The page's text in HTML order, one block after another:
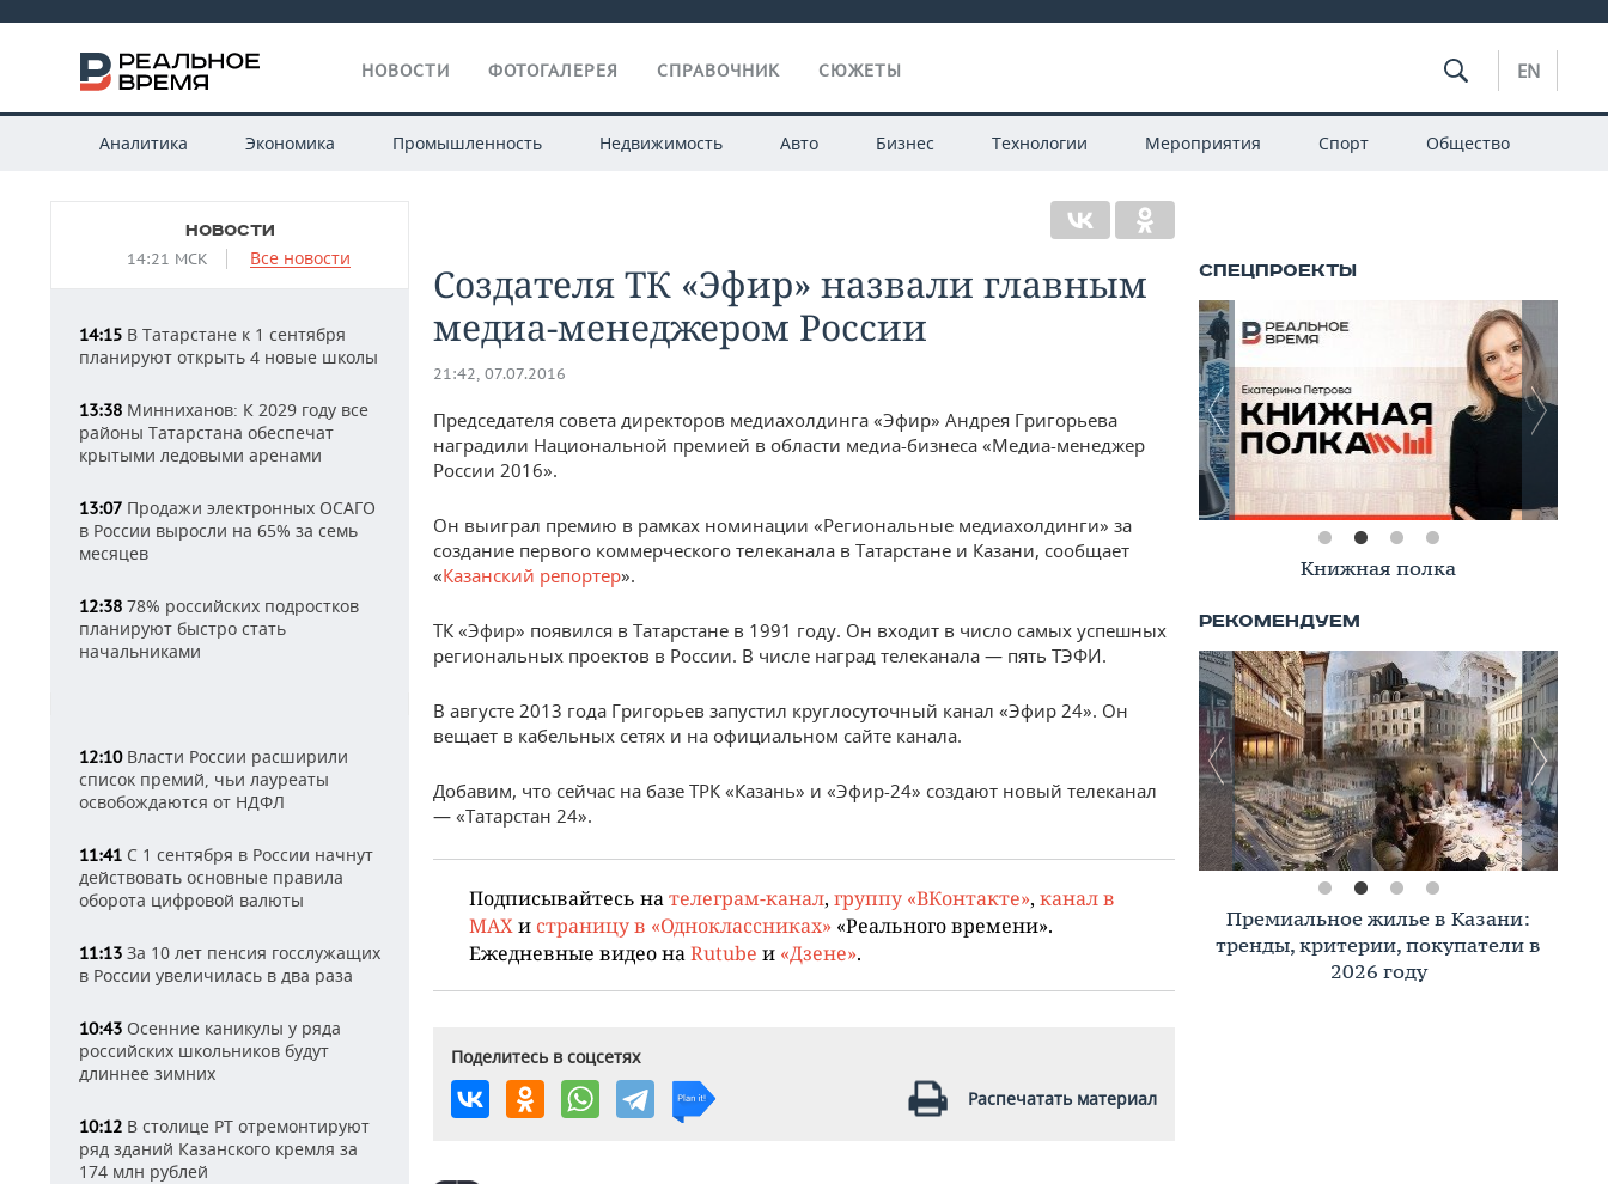
НОВОСТИ ФОТОГАЛЕРЕЯ СПРАВОЧНИК СЮЖЕТЫ EN
Аналитика Экономика Промышленность Недвижимость Авто Бизнес Технологии Мероприятия Спорт Общество
НОВОСТИ
14:21 МСК Все новости
14:15 В Татарстане к 1 сентября
планируют открыть 4 новые школы
13:38 Минниханов: К 2029 году все
районы Татарстана обеспечат
крытыми ледовыми аренами
13:07 Продажи электронных ОСАГО
в России выросли на 65% за семь
месяцев
12:38 78% российских подростков
планируют быстро стать
начальниками
12:10Власти России расширили
список премий, чьи лауреаты
освобождаются от НДФЛ
11:41 С 1 сентября в России начнут
действовать основные правила
оборота цифровой валюты
11:13 За 10 лет пенсия госслужащих
в России увеличилась в два раза
10:43 Осенние каникулы у ряда
российских школьников будут
длиннее зимних
10:12 В столице РТ отремонтируют
ряд зданий Казанского кремля за
174 млн рублей
Создателя ТК «Эфир» назвали главным
медиа-менеджером России
21:42, 07.07.2016
Председателя совета директоров медиахолдинга «Эфир» Андрея Григорьева
наградили Национальной премией в области медиа-бизнеса «Медиа-менеджер
России 2016».
Он выиграл премию в рамках номинации «Региональные медиахолдинги» за
создание первого коммерческого телеканала в Татарстане и Казани, сообщает
«Казанский репортер».
ТК «Эфир» появился в Татарстане в 1991 году. Он входит в число самых успешных
региональных проектов в России. В числе наград телеканала — пять ТЭФИ.
В августе 2013 года Григорьев запустил круглосуточный канал «Эфир 24». Он
вещает в кабельных сетях и на официальном сайте канала.
Добавим, что сейчас на базе ТРК «Казань» и «Эфир-24» создают новый телеканал
— «Татарстан 24».
Подписывайтесь на телеграм-канал, группу «ВКонтакте», канал в
MAX и страницу в «Одноклассниках» «Реального времени».
Ежедневные видео на Rutube и «Дзене».
Поделитесь в соцсетях
Распечатать материал
Книжная полка
Премиальное жилье в Казани:
тренды, критерии, покупатели в
2026 году